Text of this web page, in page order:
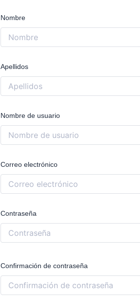
Nombre
Apellidos
Nombre de usuario
Correo electrónico
Contraseña
Confirmación de contraseña